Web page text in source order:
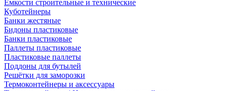
Ёмкости строительные и технические
Куботейнеры
Банки жестяные
Бидоны пластиковые
Банки пластиковые
Паллеты пластиковые
Пластиковые паллеты
Поддоны для бутылей
Решётки для заморозки
Термоконтейнеры и аксессуары